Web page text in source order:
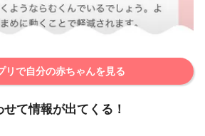
リで自分の赤ちゃんを見る
て情報が出てくる！